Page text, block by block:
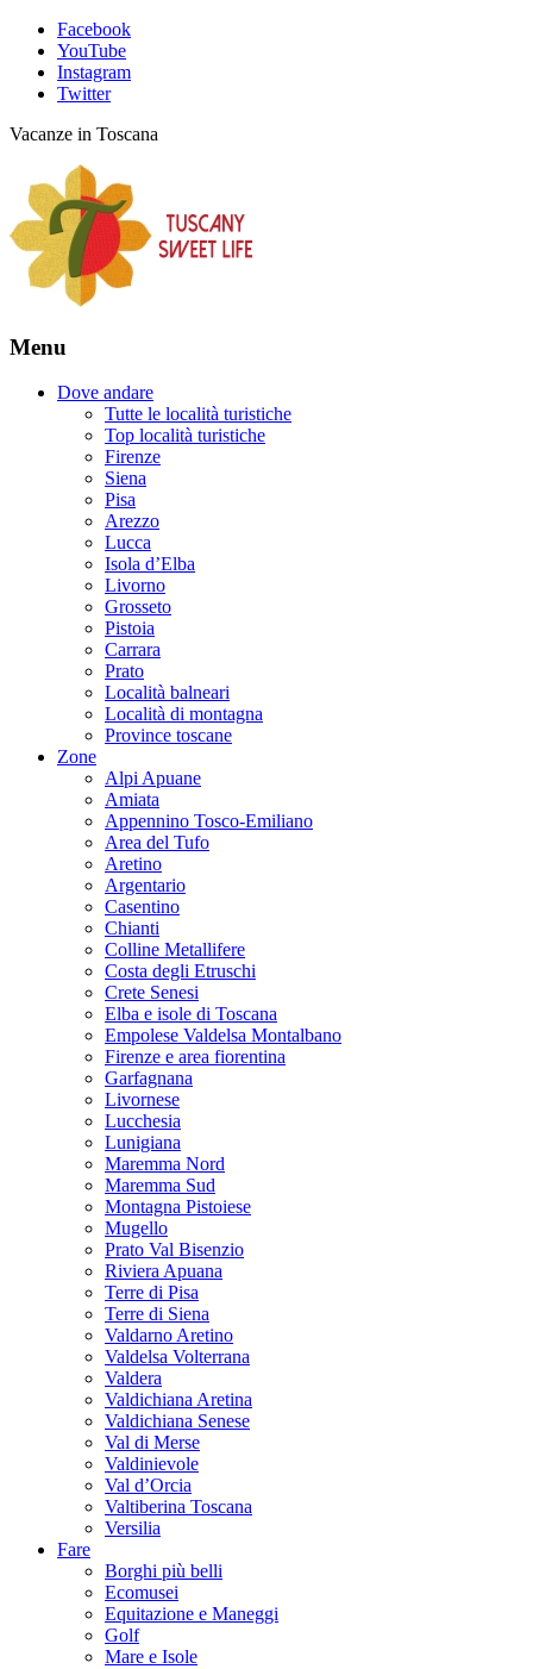
Facebook
YouTube
Instagram
Twitter
Vacanze in Toscana
Menu
Dove andare
Tutte le località turistiche
Top località turistiche
Firenze
Siena
Pisa
Arezzo
Lucca
Isola d’Elba
Livorno
Grosseto
Pistoia
Carrara
Prato
Località balneari
Località di montagna
Province toscane
Zone
Alpi Apuane
Amiata
Appennino Tosco-Emiliano
Area del Tufo
Aretino
Argentario
Casentino
Chianti
Colline Metallifere
Costa degli Etruschi
Crete Senesi
Elba e isole di Toscana
Empolese Valdelsa Montalbano
Firenze e area fiorentina
Garfagnana
Livornese
Lucchesia
Lunigiana
Maremma Nord
Maremma Sud
Montagna Pistoiese
Mugello
Prato Val Bisenzio
Riviera Apuana
Terre di Pisa
Terre di Siena
Valdarno Aretino
Valdelsa Volterrana
Valdera
Valdichiana Aretina
Valdichiana Senese
Val di Merse
Valdinievole
Val d’Orcia
Valtiberina Toscana
Versilia
Fare
Borghi più belli
Ecomusei
Equitazione e Maneggi
Golf
Mare e Isole